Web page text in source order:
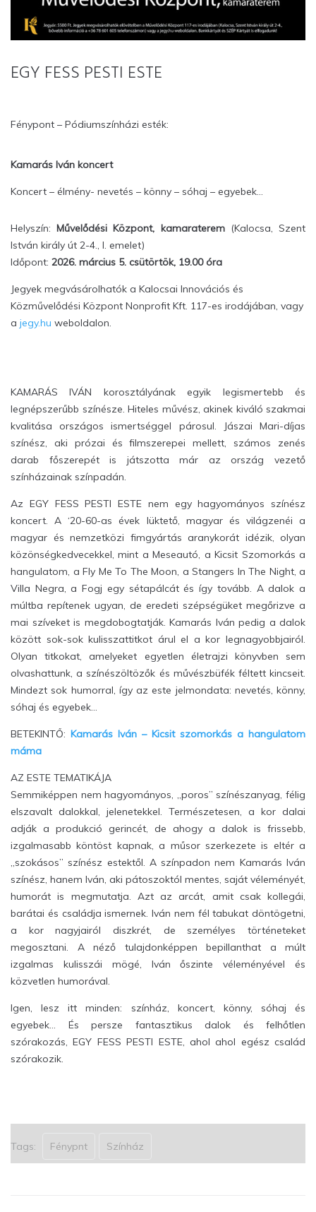
EGY FESS PESTI ESTE
Fénypont – Pódiumszínházi esték:
Kamarás Iván koncert
Koncert – élmény- nevetés – könny – sóhaj – egyebek…
Helyszín:Művelődési Központ, kamaraterem(Kalocsa, Szent
István király út 2-4., I. emelet)
Időpont: 2026. március 5. csütörtök, 19.00 óra
Jegyek megvásárolhatók a Kalocsai Innovációs és
Közművelődési Központ Nonprofit Kft. 117-es irodájában, vagy
a jegy.hu weboldalon.
KAMARÁS IVÁN korosztályának egyik legismertebb és
legnépszerűbb színésze. Hiteles művész, akinek kiváló szakmai
kvalitása országos ismertséggel párosul. Jászai Mari-díjas
színész, aki prózai és filmszerepei mellett, számos zenés
darab főszerepét is játszotta már az ország vezető
színházainak színpadán.
Az EGY FESS PESTI ESTE nem egy hagyományos színész
koncert. A ‘20-60-as évek lüktető, magyar és világzenéi a
magyar és nemzetközi fimgyártás aranykorát idézik, olyan
közönségkedvecekkel, mint a Meseautó, a Kicsit Szomorkás a
hangulatom, a Fly Me To The Moon, a Stangers In The Night, a
Villa Negra, a Fogj egy sétapálcát és így tovább. A dalok a
múltba repítenek ugyan, de eredeti szépségüket megőrizve a
mai szíveket is megdobogtatják. Kamarás Iván pedig a dalok
között sok-sok kulisszattitkot árul el a kor legnagyobbjairól.
Olyan titkokat, amelyeket egyetlen életrajzi könyvben sem
olvashattunk, a színészöltözők és művészbüfék féltett kincseit.
Mindezt sok humorral, így az este jelmondata: nevetés, könny,
sóhaj és egyebek…
BETEKINTŐ: Kamarás Iván – Kicsit szomorkás a hangulatom
máma
AZ ESTE TEMATIKÁJA
Semmiképpen nem hagyományos, „poros” színészanyag, félig
elszavalt dalokkal, jelenetekkel. Természetesen, a kor dalai
adják a produkció gerincét, de ahogy a dalok is frissebb,
izgalmasabb köntöst kapnak, a műsor szerkezete is eltér a
„szokásos” színész estektől. A színpadon nem Kamarás Iván
színész, hanem Iván, aki pátoszoktól mentes, saját véleményét,
humorát is megmutatja. Azt az arcát, amit csak kollegái,
barátai és családja ismernek. Iván nem fél tabukat döntögetni,
a kor nagyjairól diszkrét, de személyes történeteket
megosztani. A néző tulajdonképpen bepillanthat a múlt
izgalmas kulisszái mögé, Iván őszinte véleményével és
közvetlen humorával.
Igen, lesz itt minden: színház, koncert, könny, sóhaj és
egyebek… És persze fantasztikus dalok és felhőtlen
szórakozás, EGY FESS PESTI ESTE, ahol ahol egész család
szórakozik.
Tags: Fénypnt Színház